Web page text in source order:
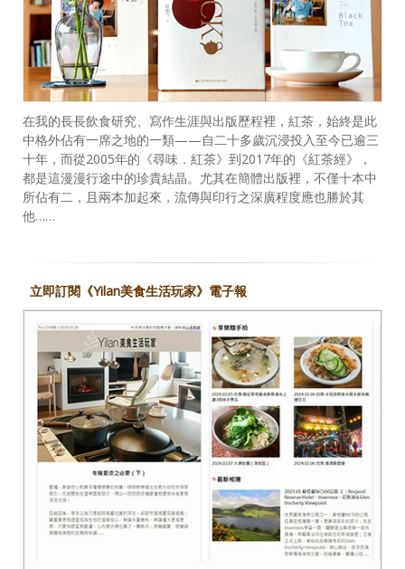
在我的長長飲食研究、寫作生涯與出版歷程裡，紅茶，始終是此
中格外佔有一席之地的一類——自二十多歲沉浸投入至今已逾三
十年，而從2005年的《尋味．紅茶》到2017年的《紅茶經》，
都是這漫漫行途中的珍貴結晶。尤其在簡體出版裡，不僅十本中
所佔有二，且兩本加起來，流傳與印行之深廣程度應也勝於其
他……
立即訂閱《Yilan美食生活玩家》電子報